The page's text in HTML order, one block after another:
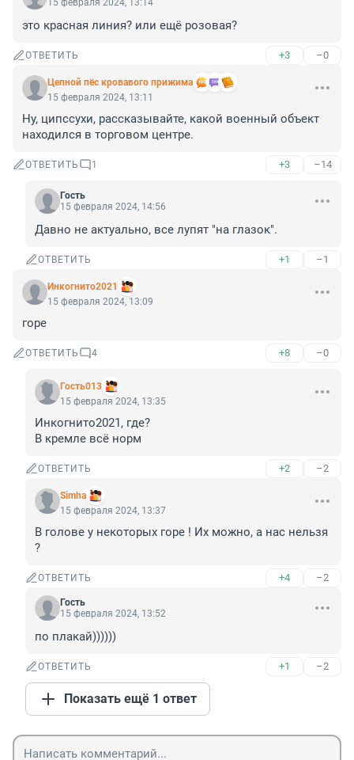
15 февраля 2024, 13:14
это красная линия? или ещё розовая?
ОТВЕТИТЬ +3 –0
Цепной пёс кровавого прижима
15 февраля 2024, 13:11
Ну, ципссухи, рассказывайте, какой военный объект
находился в торговом центре.
ОТВЕТИТЬ 1 +3 –14
Гость
15 февраля 2024, 14:56
Давно не актуально, все лупят "на глазок".
ОТВЕТИТЬ +1 –1
Инкогнито2021
15 февраля 2024, 13:09
горе
ОТВЕТИТЬ 4 +8 –0
Гость013
15 февраля 2024, 13:35
Инкогнито2021, где?
В кремле всё норм
ОТВЕТИТЬ +2 –2
Simha
15 февраля 2024, 13:37
В голове у некоторых горе ! Их можно, а нас нельзя
?
ОТВЕТИТЬ +4 –2
Гость
15 февраля 2024, 13:52
по плакай))))))
ОТВЕТИТЬ +1 –2
Показать ещё 1 ответ